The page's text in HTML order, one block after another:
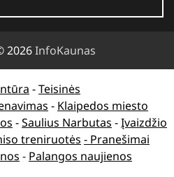
2026InfoKaunas
-Teisinės
- Klaipedos miesto
-Saulius Narbutas -Įvaizdžio
treniruotės - Pranešimai
- Palangos naujienos